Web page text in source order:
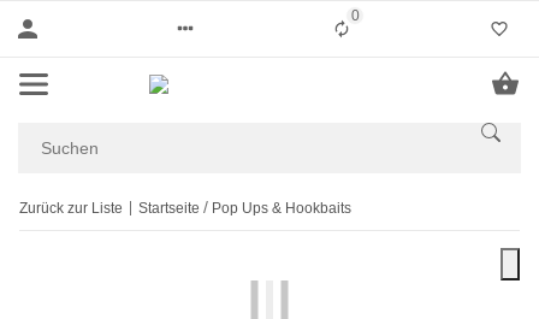
0Liste ist leer
Zurück zur Liste Startseite Pop Ups & Hookbaits